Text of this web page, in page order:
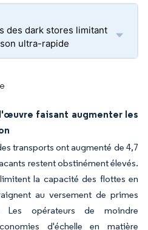
des dark stores limitant
ultra-rapide
faisant augmenter les
transports ont augmenté de 4,7
restent obstinément élevés.
la capacité des flottes en
au versement de primes
Les opérateurs de moindre
d'échelle en matière